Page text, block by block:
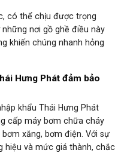
có thể chịu được trọng
nơi gồ ghề điều này
khiến chúng nhanh hỏng
Hưng Phát đảm bảo
khẩu Thái Hưng Phát
cấp máy bơm chữa cháy
xăng, bơm điện. Với sự
hiệu và mức giá thành, chắc